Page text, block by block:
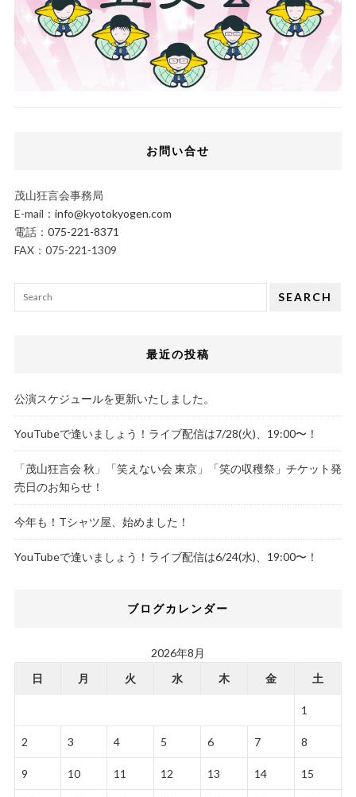
お問い合せ
茂山狂言会事務局
E-mail： info@kyotokyogen.com
電話： 075-221-8371
FAX：075-221-1309
SEARCH
最近の投稿
公演スケジュールを更新いたしました。
YouTubeで逢いましょう！ライブ配信は7/28(火)、19:00〜！
「茂山狂言会 秋」「笑えない会 東京」「笑の収穫祭」チケット発
売日のお知らせ！
今年も！Tシャツ屋、始めました！
YouTubeで逢いましょう！ライブ配信は6/24(水)、19:00〜！
ブログカレンダー
2026年8月
日
月 火 水 木 金 土
1
2 3 4 5 6 7 8
9 10 11 12 13 14 15